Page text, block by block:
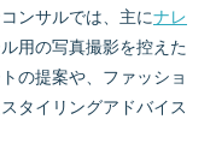
ンサルでは、主にナレ
用の写真撮影を控えた
の提案や、ファッショ
タイリングアドバイス